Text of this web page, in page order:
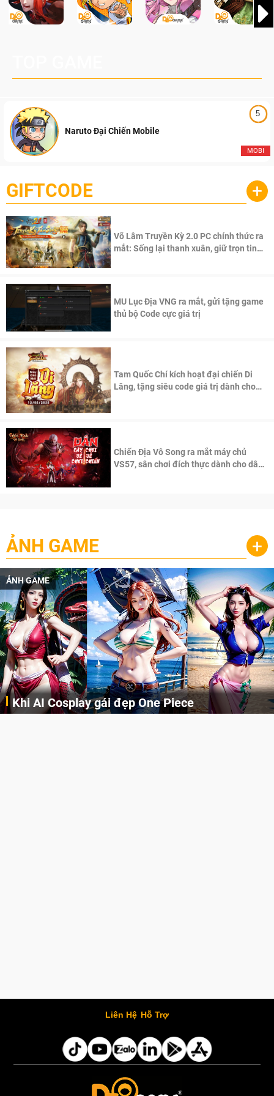
5
MOBI
Naruto Đại Chiến Mobile
GIFTCODE +
Võ Lâm Truyền Kỳ 2.0 PC chính thức ra
mắt: Sống lại thanh xuân, giữ trọn tinh
MU Lục Địa VNG ra mắt, gửi tặng game
thủ bộ Code cực giá trị
Tam Quốc Chí kích hoạt đại chiến Di
Lăng, tặng siêu code giá trị dành cho
Chiến Địa Vô Song ra mắt máy chủ
VS57, sân chơi đích thực dành cho dân
ẢNH GAME +
ẢNH GAME
Khi AI Cosplay gái đẹp One Piece
Liên Hệ Hỗ Trợ